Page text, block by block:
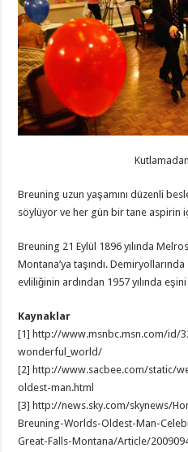
Breuning uzun yaşamını düzenli
söylüyor ve her gün bir tane aspirin
Breuning 21 Eylül 1896 yılında
Montana’ya taşındı. Demiryollarında
evliliğinin ardından 1957 yılında
Kaynaklar
[1] http://www.msnbc.msn.com/id/
wonderful_world/
[2] http://www.sacbee.com/static/
oldest-man.html
[3] http://news.sky.com/skynews/
Breuning-Worlds-Oldest-Man-
Great-Falls-Montana/Article/